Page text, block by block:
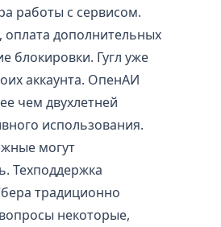
работы с сервисом.
оплата дополнительных
блокировки. Гугл уже
аккаунта. ОпенАИ
чем двухлетней
использования.
могут
Техподдержка
традиционно
некоторые,